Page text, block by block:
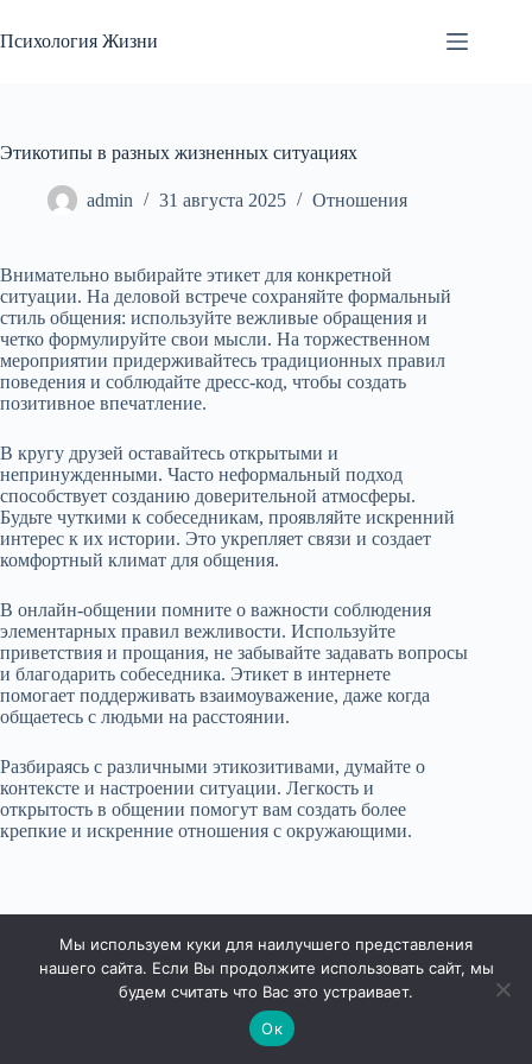
к
сути
Психология Жизни
Этикотипы в разных жизненных ситуациях
admin 31 августа 2025 Отношения
Внимательно выбирайте этикет для конкретной
ситуации. На деловой встрече сохраняйте формальный
стиль общения: используйте вежливые обращения и
четко формулируйте свои мысли. На торжественном
мероприятии придерживайтесь традиционных правил
поведения и соблюдайте дресс-код, чтобы создать
позитивное впечатление.
В кругу друзей оставайтесь открытыми и
непринужденными. Часто неформальный подход
способствует созданию доверительной атмосферы.
Будьте чуткими к собеседникам, проявляйте искренний
интерес к их истории. Это укрепляет связи и создает
комфортный климат для общения.
В онлайн-общении помните о важности соблюдения
элементарных правил вежливости. Используйте
приветствия и прощания, не забывайте задавать вопросы
и благодарить собеседника. Этикет в интернете
помогает поддерживать взаимоуважение, даже когда
общаетесь с людьми на расстоянии.
Разбираясь с различными этикозитивами, думайте о
контексте и настроении ситуации. Легкость и
открытость в общении помогут вам создать более
крепкие и искренние отношения с окружающими.
Мы используем куки для наилучшего представления
нашего сайта. Если Вы продолжите использовать сайт, мы
будем считать что Вас это устраивает.
Ок